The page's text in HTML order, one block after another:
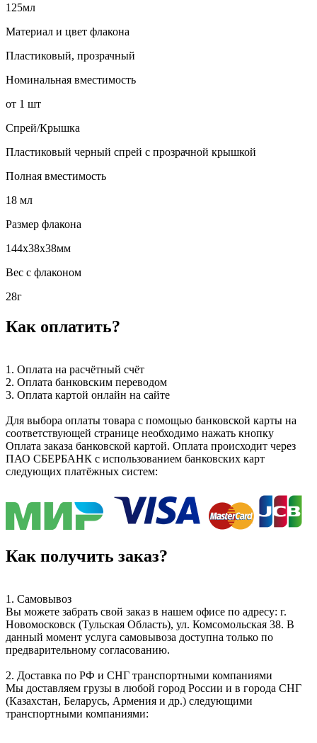
125мл
Материал и цвет флакона
Пластиковый, прозрачный
Номинальная вместимость
от 1 шт
Спрей/Крышка
Пластиковый черный спрей с прозрачной крышкой
Полная вместимость
18 мл
Размер флакона
144х38х38мм
Вес с флаконом
28г
Как оплатить?
1. Оплата на расчётный счёт
2. Оплата банковским переводом
3. Оплата картой онлайн на сайте
Для выбора оплаты товара с помощью банковской карты на
соответствующей странице необходимо нажать кнопку
Оплата заказа банковской картой. Оплата происходит через
ПАО СБЕРБАНК с использованием банковских карт
следующих платёжных систем:
Как получить заказ?
1. Самовывоз
Вы можете забрать свой заказ в нашем офисе по адресу: г.
Новомосковск (Тульская Область), ул. Комсомольская 38. В
данный момент услуга самовывоза доступна только по
предварительному согласованию.
2. Доставка по РФ и СНГ транспортными компаниями
Мы доставляем грузы в любой город России и в города СНГ
(Казахстан, Беларусь, Армения и др.) следующими
транспортными компаниями: